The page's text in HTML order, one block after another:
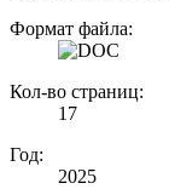
Формат файла:
Кол-во страниц:
17
Год:
2025